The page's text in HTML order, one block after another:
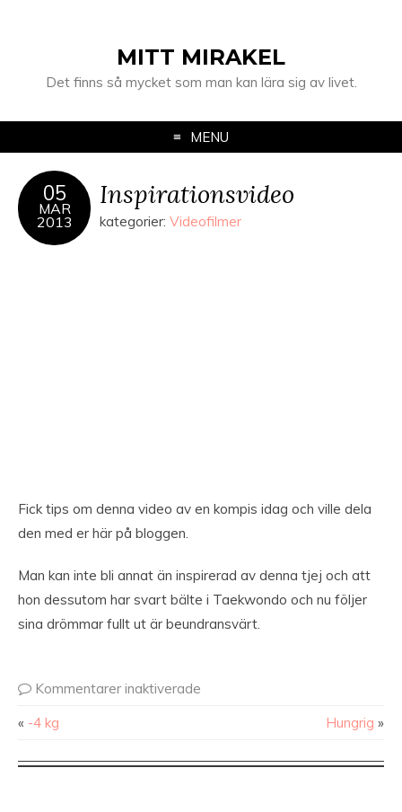
MITT MIRAKEL
Det finns så mycket som man kan lära sig av livet.
MENU
05
MAR
2013
Inspirationsvideo
kategorier: Videofilmer
Fick tips om denna video av en kompis idag och ville dela
den med er här på bloggen.
Man kan inte bli annat än inspirerad av denna tjej och att
hon dessutom har svart bälte i Taekwondo och nu följer
sina drömmar fullt ut är beundransvärt.
Kommentarer inaktiverade
« -4 kg Hungrig »